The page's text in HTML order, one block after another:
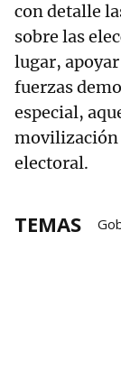
con detalle
sobre las
lugar,
fuerzas
especial,
movilización
electoral.
TEMAS